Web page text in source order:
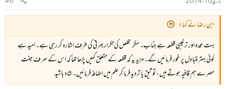
ابن رضا نے کہا:
بہت عمدہ اور ترغیبی قطعہ ہے جناب۔ مگر تخلص کی تکرار بھرتی کی طرف اشارہ کر رہی ہے۔ امید ہے
کوئی بہتر متبادل پر غور فرمائیں گے۔ مزید یہ کہ قطعہ کے متعلق کہیں پڑھا تھا کہ اس کے صرف جفت
مصرے ہم قافیہ ہوتے ہیں ، توثیق یا تردید فرما کر علم میں اضافہ فرمائیں۔ شاد باشید